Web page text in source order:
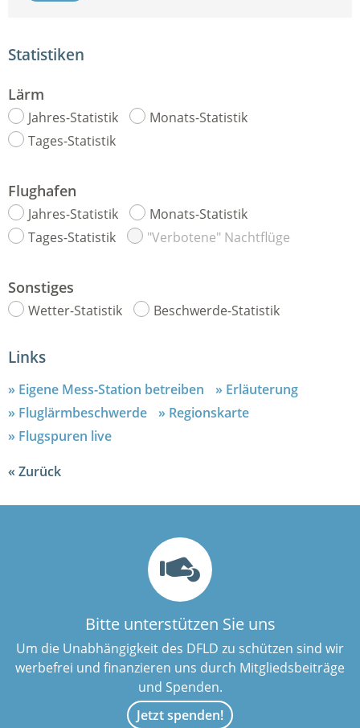
Statistiken
Lärm
Jahres-Statistik
Monats-Statistik
Tages-Statistik
Flughafen
Jahres-Statistik
Monats-Statistik
Tages-Statistik
"Verbotene" Nachtflüge
Sonstiges
Wetter-Statistik Beschwerde-Statistik
Links
Eigene Mess-Station betreiben
Erläuterung
Fluglärmbeschwerde
Regionskarte
Flugspuren live
Zurück
Bitte unterstützen Sie uns
Um die Unabhängigkeit des DFLD zu schützen sind wir
werbefrei und finanzieren uns durch Mitgliedsbeiträge
und Spenden.
Jetzt spenden!